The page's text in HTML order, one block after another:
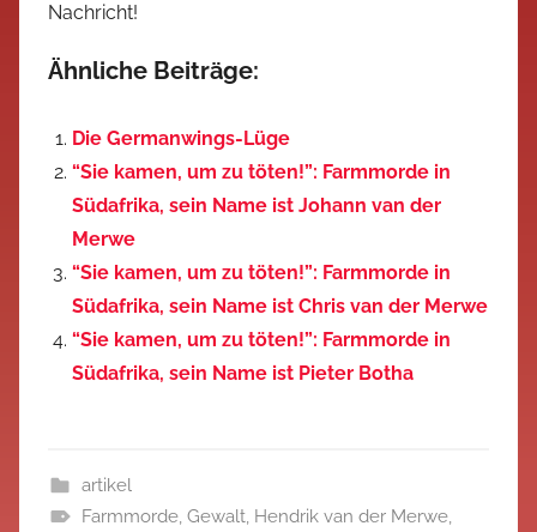
Nachricht!
Ähnliche Beiträge:
Die Germanwings-Lüge
“Sie kamen, um zu töten!”: Farmmorde in
Südafrika, sein Name ist Johann van der
Merwe
“Sie kamen, um zu töten!”: Farmmorde in
Südafrika, sein Name ist Chris van der Merwe
“Sie kamen, um zu töten!”: Farmmorde in
Südafrika, sein Name ist Pieter Botha
artikel
Farmmorde, Gewalt, Hendrik van der Merwe,